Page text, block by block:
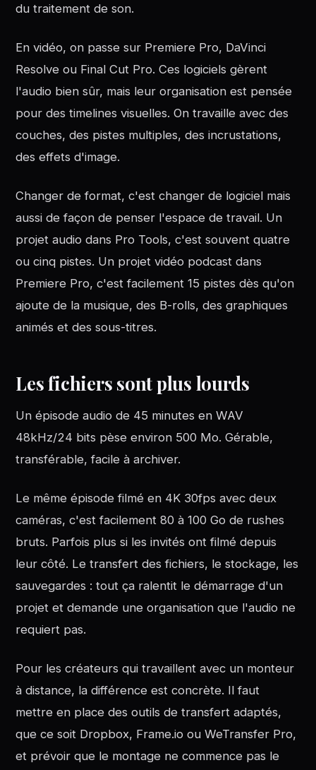
du traitement de son.
En vidéo, on passe sur Premiere Pro, DaVinci
Resolve ou Final Cut Pro. Ces logiciels gèrent
l'audio bien sûr, mais leur organisation est pensée
pour des timelines visuelles. On travaille avec des
couches, des pistes multiples, des incrustations,
des effets d'image.
Changer de format, c'est changer de logiciel mais
aussi de façon de penser l'espace de travail. Un
projet audio dans Pro Tools, c'est souvent quatre
ou cinq pistes. Un projet vidéo podcast dans
Premiere Pro, c'est facilement 15 pistes dès qu'on
ajoute de la musique, des B-rolls, des graphiques
animés et des sous-titres.
Les fichiers sont plus lourds
Un épisode audio de 45 minutes en WAV
48kHz/24 bits pèse environ 500 Mo. Gérable,
transférable, facile à archiver.
Le même épisode filmé en 4K 30fps avec deux
caméras, c'est facilement 80 à 100 Go de rushes
bruts. Parfois plus si les invités ont filmé depuis
leur côté. Le transfert des fichiers, le stockage, les
sauvegardes : tout ça ralentit le démarrage d'un
projet et demande une organisation que l'audio ne
requiert pas.
Pour les créateurs qui travaillent avec un monteur
à distance, la différence est concrète. Il faut
mettre en place des outils de transfert adaptés,
que ce soit Dropbox, Frame.io ou WeTransfer Pro,
et prévoir que le montage ne commence pas le